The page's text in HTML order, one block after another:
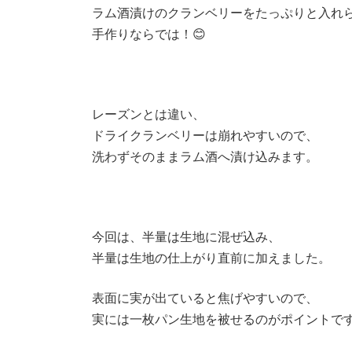
ラム酒漬けのクランベリーをたっぷりと入れ
手作りならでは！😊
レーズンとは違い、
ドライクランベリーは崩れやすいので、
洗わずそのままラム酒へ漬け込みます。
今回は、半量は生地に混ぜ込み、
半量は生地の仕上がり直前に加えました。
表面に実が出ていると焦げやすいので、
実には一枚パン生地を被せるのがポイントで